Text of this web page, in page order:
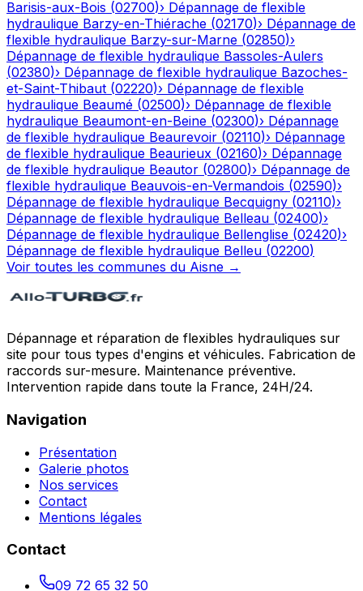
Barisis-aux-Bois (02700)› Dépannage de flexible
hydraulique Barzy-en-Thiérache (02170)› Dépannage de
flexible hydraulique Barzy-sur-Marne (02850)›
Dépannage de flexible hydraulique Bassoles-Aulers
(02380)› Dépannage de flexible hydraulique Bazoches-
et-Saint-Thibaut (02220)› Dépannage de flexible
hydraulique Beaumé (02500)› Dépannage de flexible
hydraulique Beaumont-en-Beine (02300)› Dépannage
de flexible hydraulique Beaurevoir (02110)› Dépannage
de flexible hydraulique Beaurieux (02160)› Dépannage
de flexible hydraulique Beautor (02800)› Dépannage de
flexible hydraulique Beauvois-en-Vermandois (02590)›
Dépannage de flexible hydraulique Becquigny (02110)›
Dépannage de flexible hydraulique Belleau (02400)›
Dépannage de flexible hydraulique Bellenglise (02420)›
Dépannage de flexible hydraulique Belleu (02200)
Voir toutes les communes du Aisne →
Dépannage et réparation de flexibles hydrauliques sur
site pour tous types d'engins et véhicules. Fabrication de
raccords sur-mesure. Maintenance préventive.
Intervention rapide dans toute la France, 24H/24.
Navigation
Présentation
Galerie photos
Nos services
Contact
Mentions légales
Contact
09 72 65 32 50